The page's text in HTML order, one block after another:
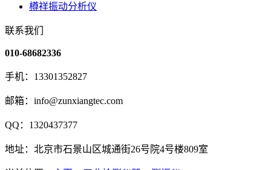
樽祥振动分析仪
联系我们
010-68682336
手机：13301352827
邮箱：info@zunxiangtec.com
QQ：1320437377
地址：北京市石景山区城通街26号院4号楼809室